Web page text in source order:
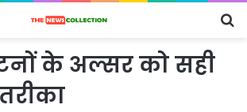
के अल्सर को सही